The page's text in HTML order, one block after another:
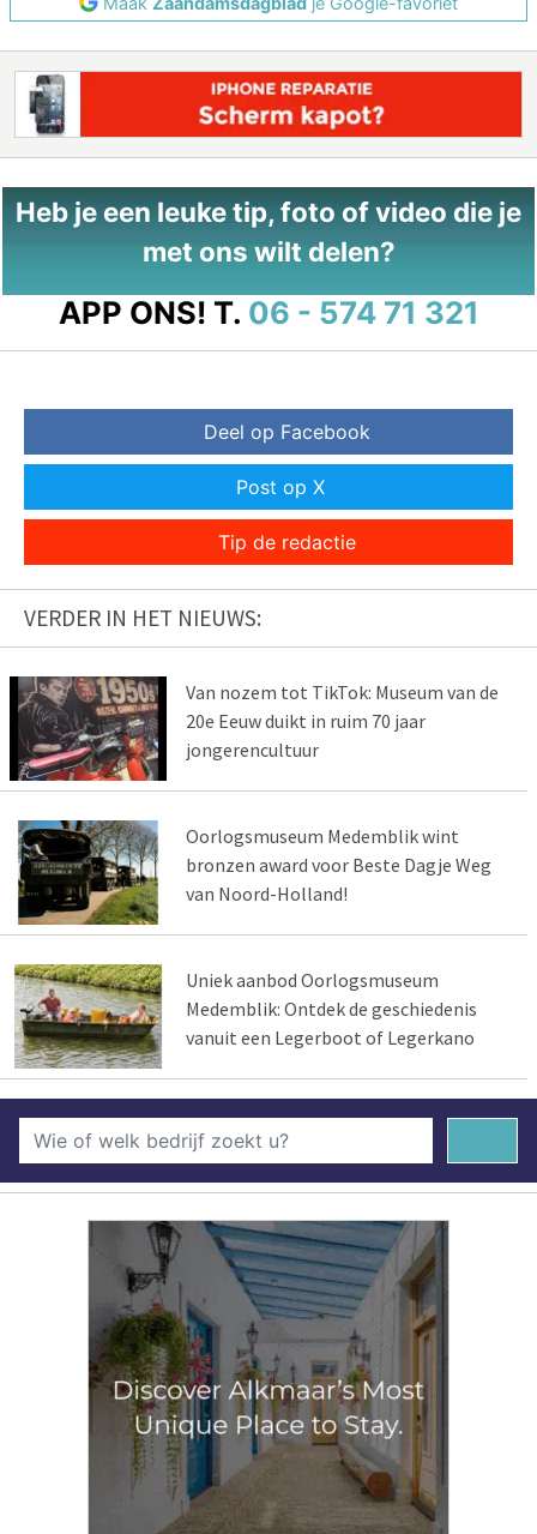
Heb je een leuke tip, foto of video die je
met ons wilt delen?
APP ONS! T. 06 - 574 71 321
Deel op Facebook
Post op X
Tip de redactie
VERDER IN HET NIEUWS:
Van nozem tot TikTok: Museum van de
20e Eeuw duikt in ruim 70 jaar
jongerencultuur
Oorlogsmuseum Medemblik wint
bronzen award voor Beste Dagje Weg
van Noord-Holland!
Uniek aanbod Oorlogsmuseum
Medemblik: Ontdek de geschiedenis
vanuit een Legerboot of Legerkano